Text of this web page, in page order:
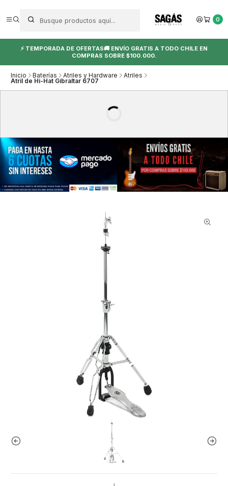
0
⚡ TEMPORADA DE OFERTAS🚚 ENVÍO GRATIS A TODO CHILE EN
COMPRAS SOBRE $100.000.
Inicio Baterías Atriles y Hardware Atriles
Atril de Hi-Hat Gibraltar 6707